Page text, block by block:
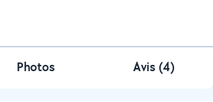
Photos Avis (4)